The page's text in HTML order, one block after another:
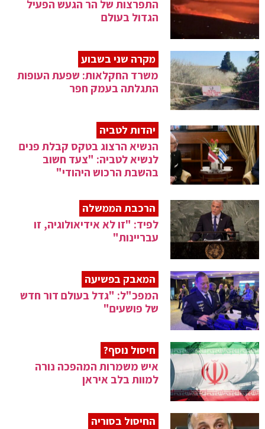
התפרצות של הר הגעש הפעיל
הגדול בעולם
מקרה שני בשבוע
משרד החקלאות: שפעת העופות
התגלתה בעמק חפר
יהדות לטביה
הנשיא הרצוג בטקס קבלת פנים
לנשיא לטביה: "צעד חשוב
בהשבת הרכוש היהודי"
הרכבת הממשלה
לפיד: "זו לא אידיאולוגיה, זו
עבריינות"
המאבק בפשיעה
המפכ"ל: "גדל בעולם דור חדש
של פושעים"
חיסול נוסף?
איש משמרות המהפכה נורה
למוות בלב איראן
החיסול בסוריה